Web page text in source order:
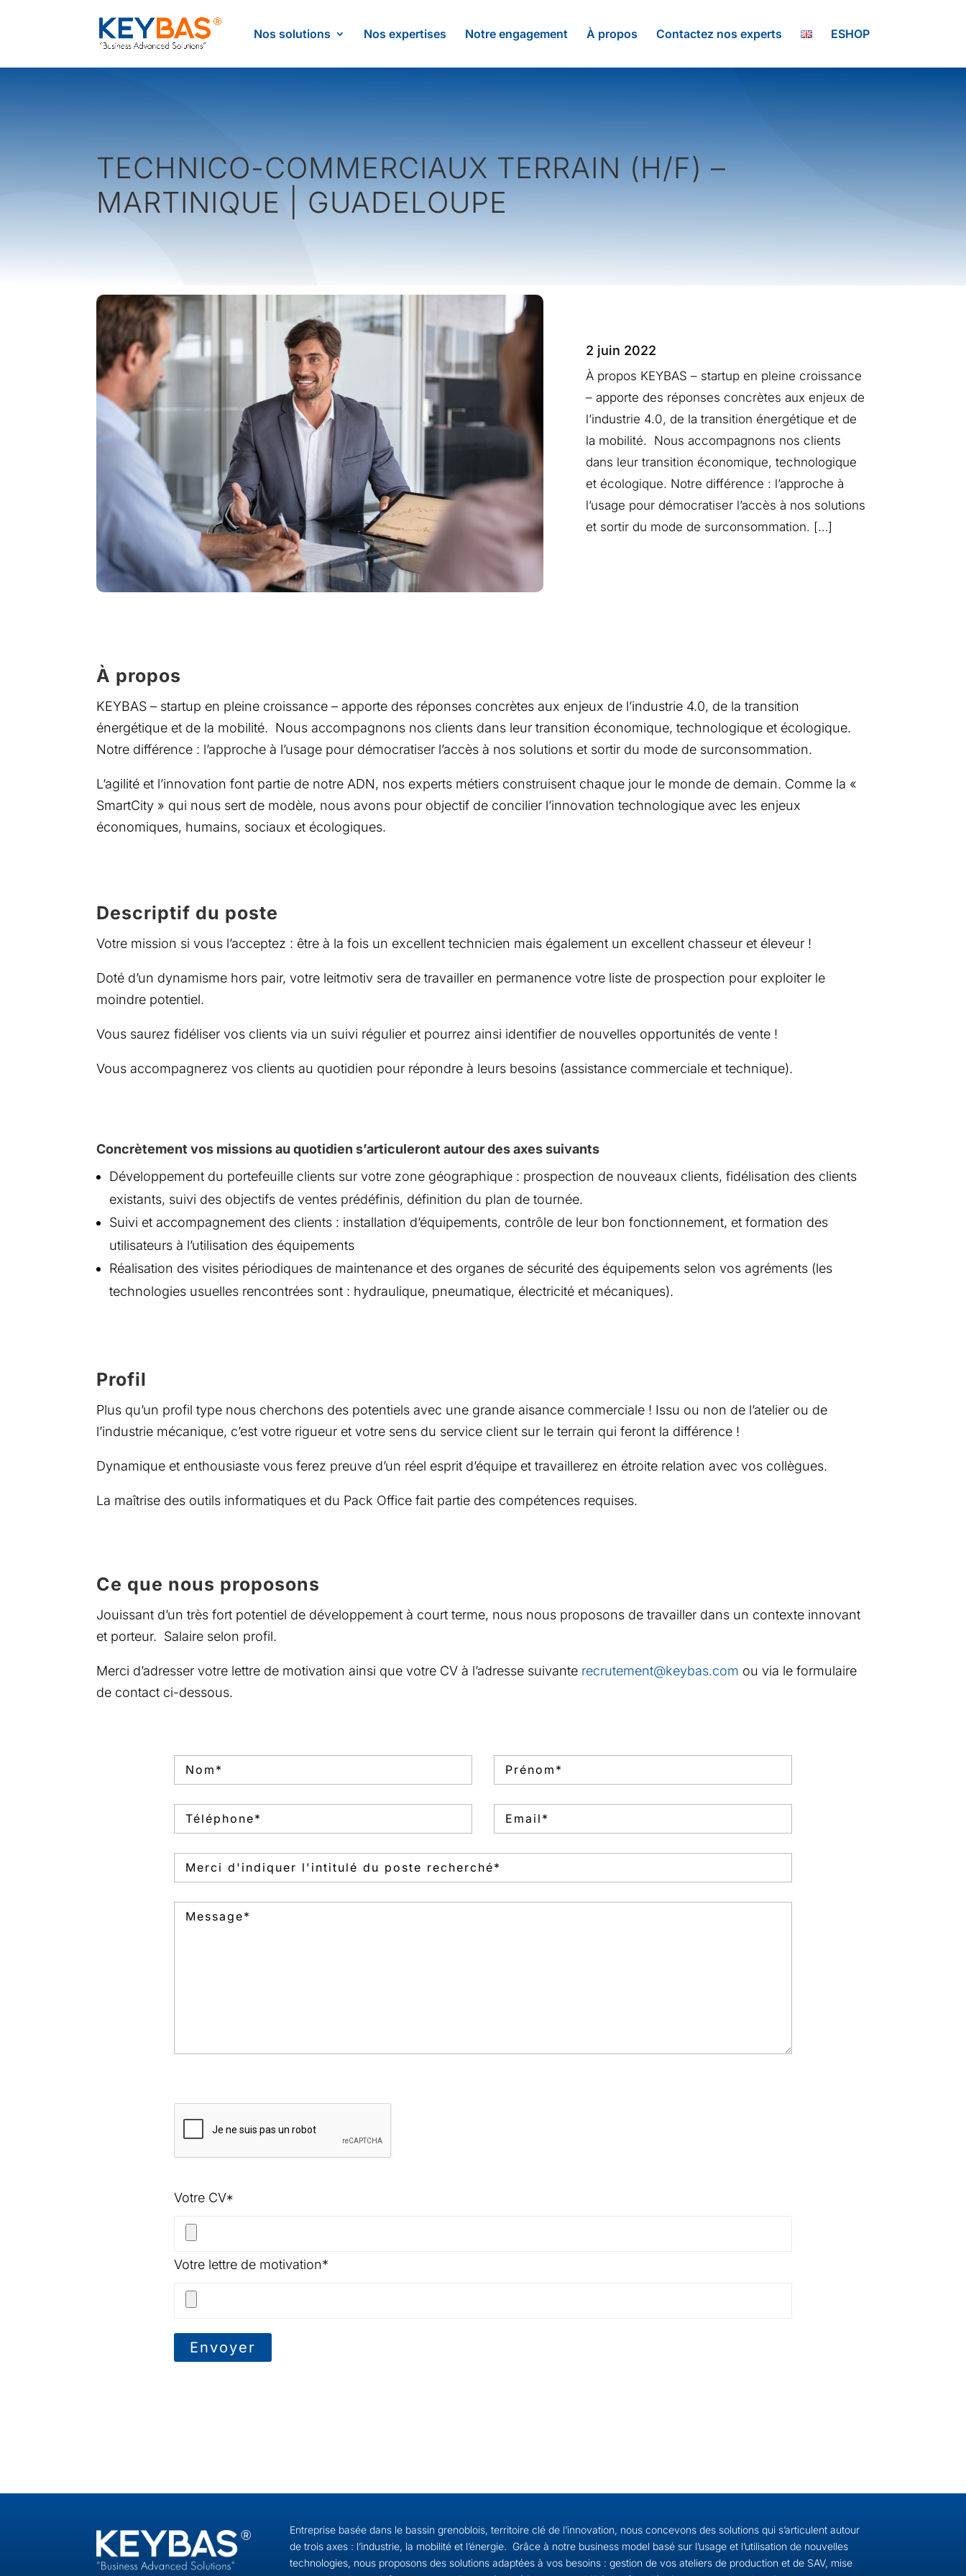
Nos solutions Nos expertises Notre engagement À propos Contactez nos experts ESHOP
TECHNICO-COMMERCIAUX TERRAIN (H/F) –
MARTINIQUE | GUADELOUPE
2 juin 2022
À propos KEYBAS – startup en pleine croissance
– apporte des réponses concrètes aux enjeux de
l’industrie 4.0, de la transition énergétique et de
la mobilité. Nous accompagnons nos clients
dans leur transition économique, technologique
et écologique. Notre différence : l’approche à
l’usage pour démocratiser l’accès à nos solutions
et sortir du mode de surconsommation. […]
À propos
KEYBAS – startup en pleine croissance – apporte des réponses concrètes aux enjeux de l’industrie 4.0, de la transition
énergétique et de la mobilité. Nous accompagnons nos clients dans leur transition économique, technologique et écologique.
Notre différence : l’approche à l’usage pour démocratiser l’accès à nos solutions et sortir du mode de surconsommation.
L’agilité et l’innovation font partie de notre ADN, nos experts métiers construisent chaque jour le monde de demain. Comme la «
SmartCity » qui nous sert de modèle, nous avons pour objectif de concilier l’innovation technologique avec les enjeux
économiques, humains, sociaux et écologiques.
Descriptif du poste
Votre mission si vous l’acceptez : être à la fois un excellent technicien mais également un excellent chasseur et éleveur !
Doté d’un dynamisme hors pair, votre leitmotiv sera de travailler en permanence votre liste de prospection pour exploiter le
moindre potentiel.
Vous saurez fidéliser vos clients via un suivi régulier et pourrez ainsi identifier de nouvelles opportunités de vente !
Vous accompagnerez vos clients au quotidien pour répondre à leurs besoins (assistance commerciale et technique).
Concrètement vos missions au quotidien s’articuleront autour des axes suivants
Développement du portefeuille clients sur votre zone géographique : prospection de nouveaux clients, fidélisation des clients
existants, suivi des objectifs de ventes prédéfinis, définition du plan de tournée.
Suivi et accompagnement des clients : installation d’équipements, contrôle de leur bon fonctionnement, et formation des
utilisateurs à l’utilisation des équipements
Réalisation des visites périodiques de maintenance et des organes de sécurité des équipements selon vos agréments (les
technologies usuelles rencontrées sont : hydraulique, pneumatique, électricité et mécaniques).
Profil
Plus qu’un profil type nous cherchons des potentiels avec une grande aisance commerciale ! Issu ou non de l’atelier ou de
l’industrie mécanique, c’est votre rigueur et votre sens du service client sur le terrain qui feront la différence !
Dynamique et enthousiaste vous ferez preuve d’un réel esprit d’équipe et travaillerez en étroite relation avec vos collègues.
La maîtrise des outils informatiques et du Pack Office fait partie des compétences requises.
Ce que nous proposons
Jouissant d’un très fort potentiel de développement à court terme, nous nous proposons de travailler dans un contexte innovant
et porteur. Salaire selon profil.
Merci d’adresser votre lettre de motivation ainsi que votre CV à l’adresse suivante recrutement@keybas.com ou via le formulaire
de contact ci-dessous.
Votre CV*
Votre lettre de motivation*
Entreprise basée dans le bassin grenoblois, territoire clé de l’innovation, nous concevons des solutions qui s’articulent autour
de trois axes : l’industrie, la mobilité et l’énergie. Grâce à notre business model basé sur l’usage et l’utilisation de nouvelles
technologies, nous proposons des solutions adaptées à vos besoins : gestion de vos ateliers de production et de SAV, mise